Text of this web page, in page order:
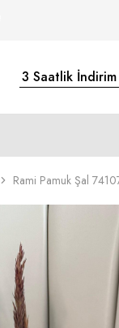
3 Saatlik İndirim
Rami Pamuk Şal